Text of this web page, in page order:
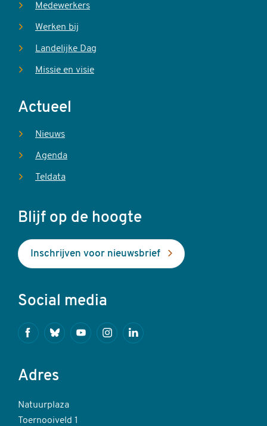
Medewerkers
Werken bij
Landelijke Dag
Missie en visie
Actueel
Nieuws
Agenda
Teldata
Blijf op de hoogte
Inschrijven voor nieuwsbrief
Social media
FacebookBlueskyYoutubeInstagramLinkedin
Adres
Natuurplaza
Toernooiveld 1